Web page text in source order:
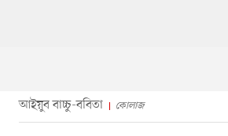
আইয়ুব বাচ্চু-ববিতা কোলাজ